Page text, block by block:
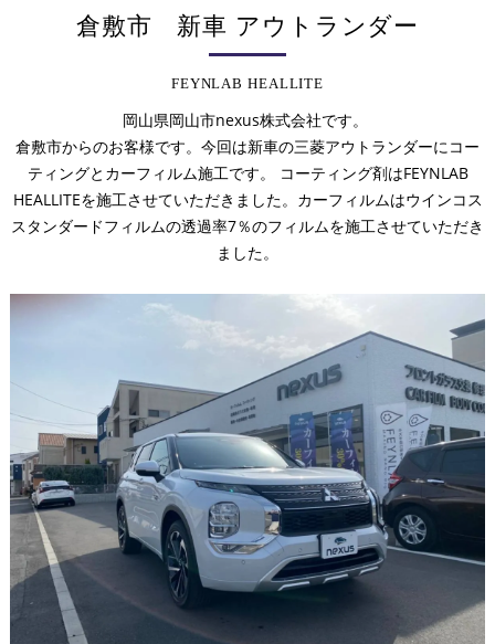
FEYNLAB HEALLITE
倉敷市 新車 アウトランダー
岡山県岡山市nexus株式会社です。
倉敷市からのお客様です。今回は新車の三菱アウトランダーにコー
ティングとカーフィルム施工です。 コーティング剤はFEYNLAB
HEALLITEを施工させていただきました。カーフィルムはウインコス
スタンダードフィルムの透過率7％のフィルムを施工させていただき
ました。